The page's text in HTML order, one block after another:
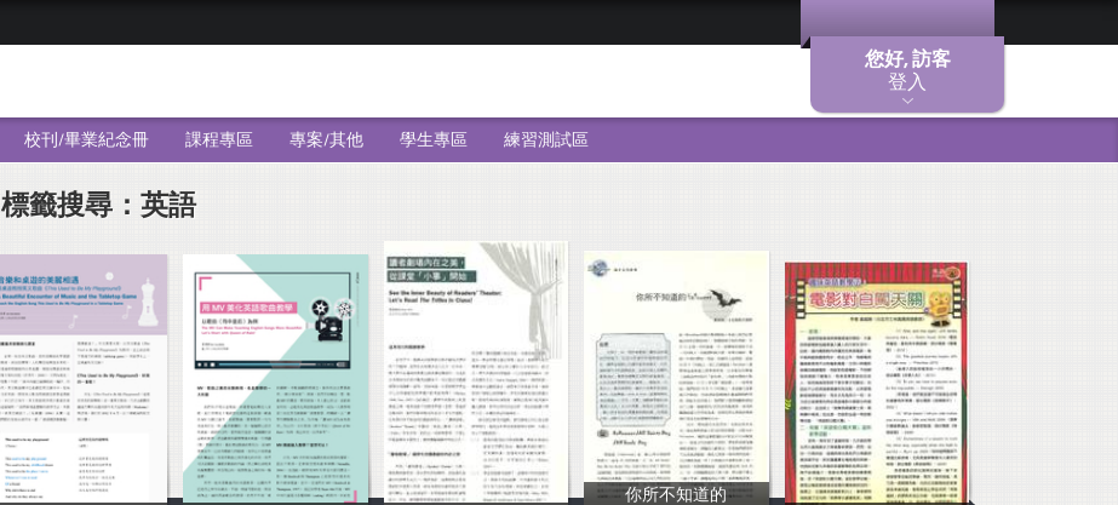
您好, 訪客
登入
校刊/畢業紀念冊 課程專區 專案/其他 學生專區 練習測試區
標籤搜尋：英語
你所不知道的